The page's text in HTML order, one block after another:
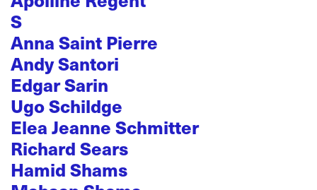
S
Anna Saint Pierre
Andy Santori
Edgar Sarin
Ugo Schildge
Elea Jeanne Schmitter
Richard Sears
Hamid Shams